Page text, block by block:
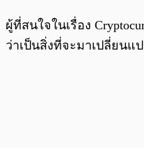
ผู้ที่สนใจในเรื่อง
ว่าเป็นสิ่งที่จะมาเปลี่ยนแ